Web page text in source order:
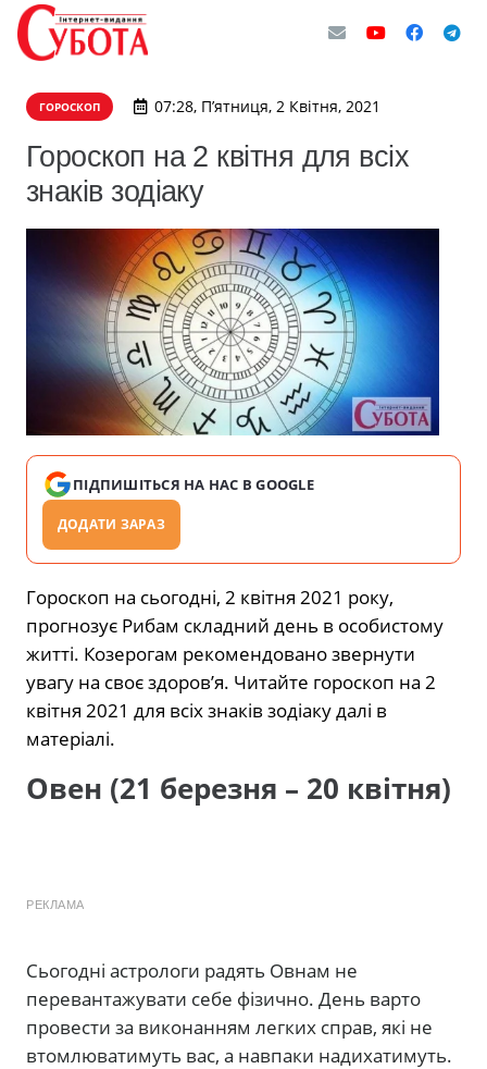
ГОРОСКОП 07:28, П’ятниця, 2 Квітня, 2021
Гороскоп на 2 квітня для всіх
знаків зодіаку
ПІДПИШІТЬСЯ НА НАС В GOOGLE
ДОДАТИ ЗАРАЗ
Гороскоп на сьогодні, 2 квітня 2021 року,
прогнозує Рибам складний день в особистому
житті. Козерогам рекомендовано звернути
увагу на своє здоров’я. Читайте гороскоп на 2
квітня 2021 для всіх знаків зодіаку далі в
матеріалі.
Овен (21 березня – 20 квітня)
РЕКЛАМА
Сьогодні астрологи радять Овнам не
перевантажувати себе фізично. День варто
провести за виконанням легких справ, які не
втомлюватимуть вас, а навпаки надихатимуть.